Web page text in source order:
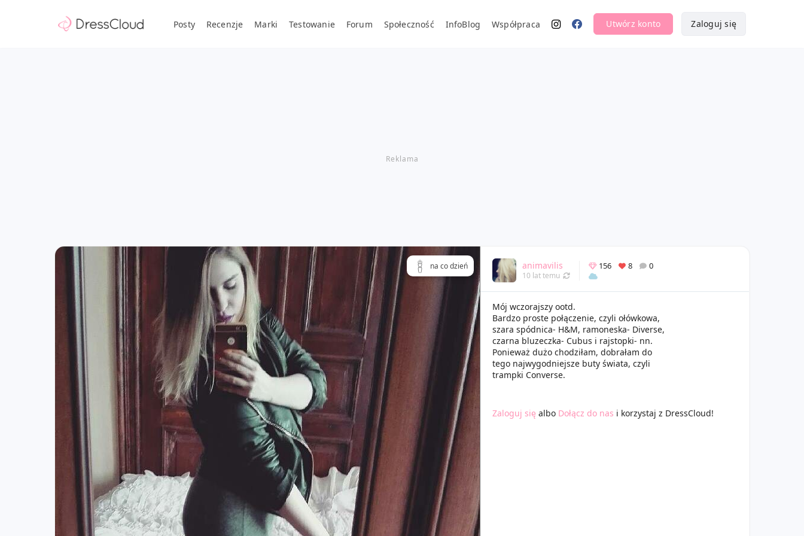
Posty Recenzje Marki Testowanie Forum Społeczność InfoBlog Współpraca Utwórz konto Zaloguj się
na co dzień animavilis
10 lat temu
156 8 0
Mój wczorajszy ootd.
Bardzo proste połączenie, czyli ołówkowa,
szara spódnica- H&M, ramoneska- Diverse,
czarna bluzeczka- Cubus i rajstopki- nn.
Ponieważ dużo chodziłam, dobrałam do
tego najwygodniejsze buty świata, czyli
trampki Converse.
Zaloguj się albo Dołącz do nas i korzystaj z DressCloud!